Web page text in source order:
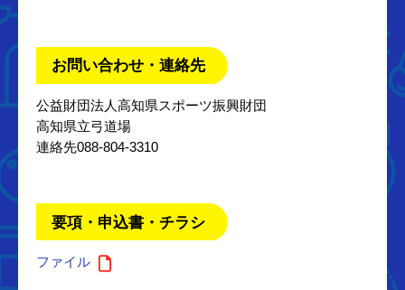
お問い合わせ・連絡先
公益財団法人高知県スポーツ振興財団
高知県立弓道場
連絡先088-804-3310
要項・申込書・チラシ
ファイル